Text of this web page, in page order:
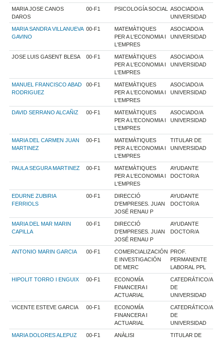
MARIA JOSE CANOS
DAROS
00-F1 PSICOLOGÍA SOCIAL
ASOCIADO/A
UNIVERSIDAD
MARIA SANDRA VILLANUEVA
GAVINO
00-F1
MATEMÀTIQUES
PER A L'ECONOMIA I
L'EMPRES
ASOCIADO/A
UNIVERSIDAD
JOSE LUIS GASENT BLESA 00-F1
MATEMÀTIQUES
PER A L'ECONOMIA I
L'EMPRES
ASOCIADO/A
UNIVERSIDAD
MANUEL FRANCISCO ABAD
RODRIGUEZ
00-F1
MATEMÀTIQUES
PER A L'ECONOMIA I
L'EMPRES
ASOCIADO/A
UNIVERSIDAD
DAVID SERRANO ALCAÑIZ 00-F1
MATEMÀTIQUES
PER A L'ECONOMIA I
L'EMPRES
ASOCIADO/A
UNIVERSIDAD
MARIA DEL CARMEN JUAN
MARTINEZ
00-F1
MATEMÀTIQUES
PER A L'ECONOMIA I
L'EMPRES
TITULAR DE
UNIVERSIDAD
PAULA SEGURA MARTINEZ 00-F1
MATEMÀTIQUES
PER A L'ECONOMIA I
L'EMPRES
AYUDANTE
DOCTOR/A
EDURNE ZUBIRIA
FERRIOLS
00-F1
DIRECCIÓ
D'EMPRESES. JUAN
JOSÉ RENAU P
AYUDANTE
DOCTOR/A
MARIA DEL MAR MARIN
CAPILLA
00-F1
DIRECCIÓ
D'EMPRESES. JUAN
JOSÉ RENAU P
AYUDANTE
DOCTOR/A
ANTONIO MARIN GARCIA 00-F1
COMERCIALIZACIÓN
E INVESTIGACIÓN
DE MERC
PROF.
PERMANENTE
LABORAL PPL
HIPOLIT TORRO I ENGUIX 00-F1
ECONOMÍA
FINANCERA I
ACTUARIAL
CATEDRÁTICO/A
DE
UNIVERSIDAD
VICENTE ESTEVE GARCIA 00-F1
ECONOMÍA
FINANCERA I
ACTUARIAL
CATEDRÁTICO/A
DE
UNIVERSIDAD
MARIA DOLORES ALEPUZ 00-F1 ANÀLISI TITULAR DE